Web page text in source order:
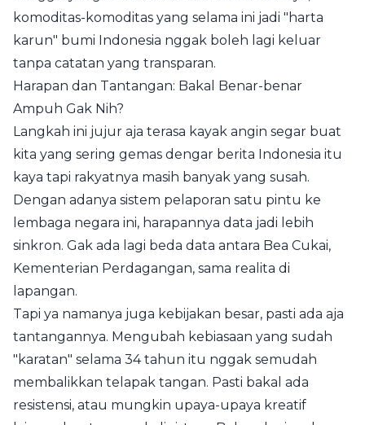
komoditas-komoditas yang selama ini jadi "harta
karun" bumi Indonesia nggak boleh lagi keluar
tanpa catatan yang transparan.
Harapan dan Tantangan: Bakal Benar-benar
Ampuh Gak Nih?
Langkah ini jujur aja terasa kayak angin segar buat
kita yang sering gemas dengar berita Indonesia itu
kaya tapi rakyatnya masih banyak yang susah.
Dengan adanya sistem pelaporan satu pintu ke
lembaga negara ini, harapannya data jadi lebih
sinkron. Gak ada lagi beda data antara Bea Cukai,
Kementerian Perdagangan, sama realita di
lapangan.
Tapi ya namanya juga kebijakan besar, pasti ada aja
tantangannya. Mengubah kebiasaan yang sudah
"karatan" selama 34 tahun itu nggak semudah
membalikkan telapak tangan. Pasti bakal ada
resistensi, atau mungkin upaya-upaya kreatif